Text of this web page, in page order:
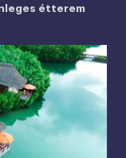
étterem